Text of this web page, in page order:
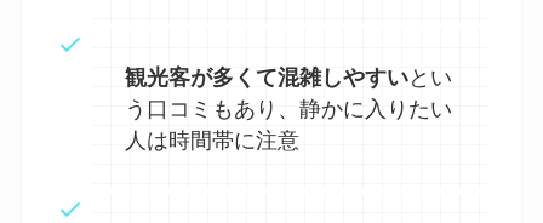
観光客が多くて混雑しやすいとい
う口コミもあり、静かに入りたい
人は時間帯に注意